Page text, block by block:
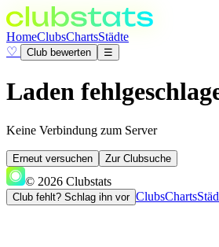
HomeClubsChartsStädte
♡
Club bewerten ☰
Laden
Keine Verbindung zum Server
Erneut versuchen Zur Clubsuche
© 2026 Clubstats
Club fehlt? Schlag ihn vor ClubsCharts